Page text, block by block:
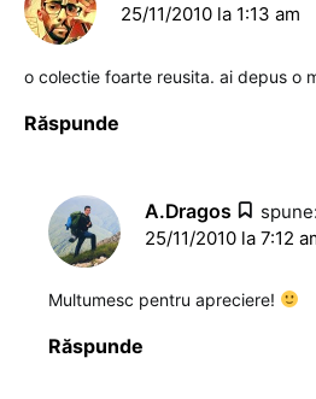
25/11/2010 la 1:13 am
o colectie foarte reusita. ai depus o
Răspunde
A.Dragos
spune:
25/11/2010 la 7:12
Multumesc pentru apreciere!
Răspunde